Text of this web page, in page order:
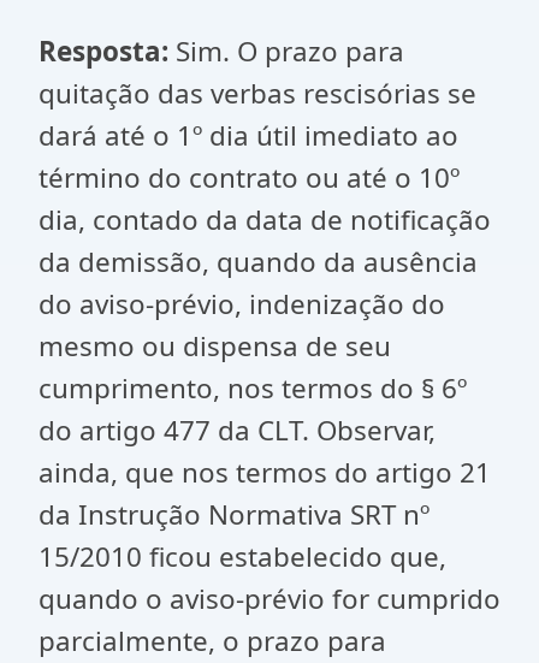
Resposta: Sim. O prazo para
quitação das verbas rescisórias se
dará até o 1º dia útil imediato ao
término do contrato ou até o 10º
dia, contado da data de notificação
da demissão, quando da ausência
do aviso-prévio, indenização do
mesmo ou dispensa de seu
cumprimento, nos termos do § 6º
do artigo 477 da CLT. Observar,
ainda, que nos termos do artigo 21
da Instrução Normativa SRT nº
15/2010 ficou estabelecido que,
quando o aviso-prévio for cumprido
parcialmente, o prazo para